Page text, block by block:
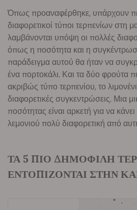
Όπως προαναφέρθηκε, υπάρχουν
διαφορετικοί τύποι τερπενίων στη
λαμβάνονται υπόψη οι πολλές
όπως η ποσότητα και η
παράδειγμα αυτού θα ήταν να
ένα πορτοκάλι. Και τα δύο φρούτα
ακριβώς τύπο τερπενίου, το
διαφορετικές συγκεντρώσεις. Μια
ποσότητας είναι αρκετή για να
λεμονιού πολύ διαφορετική από
ΤΑ 5 ΠΙΟ ΔΗΜΟΦΙΛΗ
ΕΝΤΟΠΙΖΟΝΤΑΙ ΣΤΗΝ